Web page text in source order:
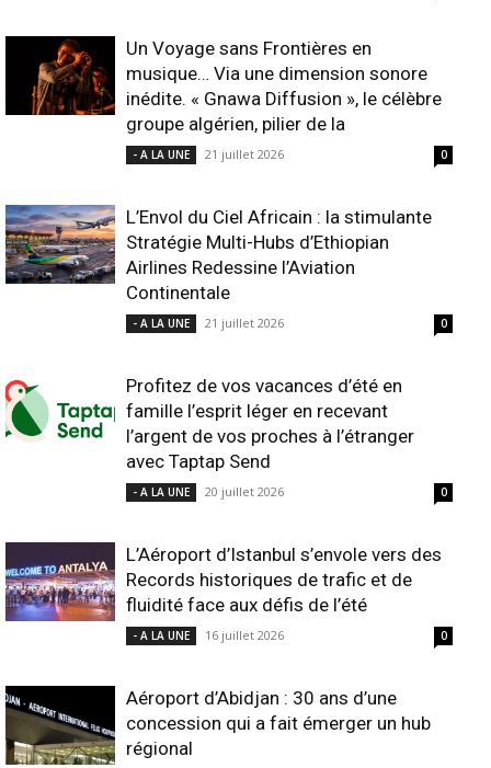
Un Voyage sans Frontières en
musique… Via une dimension sonore
inédite. « Gnawa Diffusion », le célèbre
groupe algérien, pilier de la
- A LA UNE 21 juillet 2026 0
L’Envol du Ciel Africain : la stimulante
Stratégie Multi-Hubs d’Ethiopian
Airlines Redessine l’Aviation
Continentale
- A LA UNE 21 juillet 2026 0
Profitez de vos vacances d’été en
famille l’esprit léger en recevant
l’argent de vos proches à l’étranger
avec Taptap Send
- A LA UNE 20 juillet 2026 0
L’Aéroport d’Istanbul s’envole vers des
Records historiques de trafic et de
fluidité face aux défis de l’été
- A LA UNE 16 juillet 2026 0
Aéroport d’Abidjan : 30 ans d’une
concession qui a fait émerger un hub
régional